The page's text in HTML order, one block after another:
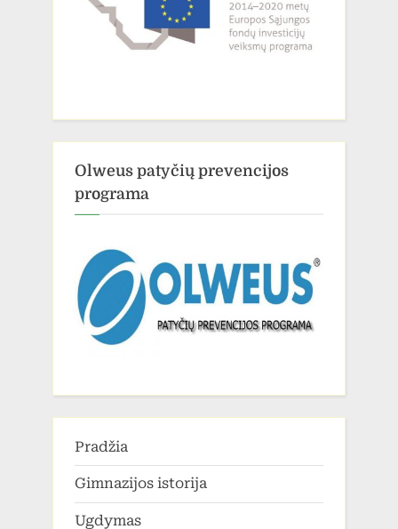
Olweus patyčių prevencijos
programa
Pradžia
Gimnazijos istorija
Ugdymas